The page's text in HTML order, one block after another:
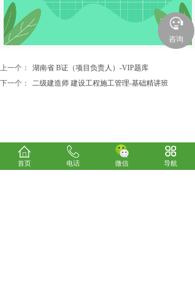
上一个：
湖南省 B证（项目负责人）-VIP题库
下一个：
二级建造师 建设工程施工管理-基础精讲班
首页 电话 微信 导航
咨询